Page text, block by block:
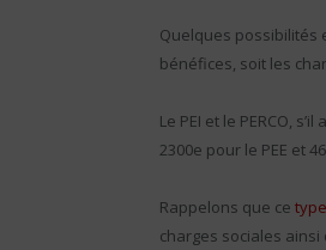
Quelques possibilités
bénéfices, soit les
Le PEI et le PERCO,
2300e pour le PEE et
Rappelons que ce
charges sociales